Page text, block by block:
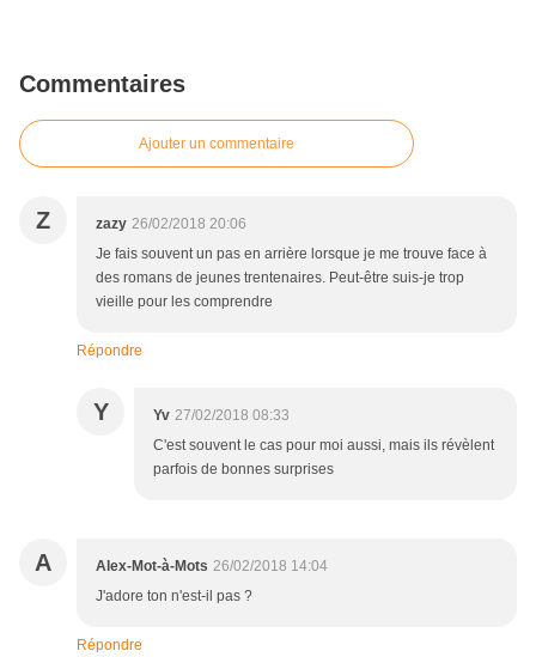
Commentaires
Ajouter un commentaire
Z zazy 26/02/2018 20:06
Je fais souvent un pas en arrière lorsque je me trouve face à
des romans de jeunes trentenaires. Peut-être suis-je trop
vieille pour les comprendre
Répondre
Y Yv 27/02/2018 08:33
C'est souvent le cas pour moi aussi, mais ils révèlent
parfois de bonnes surprises
A Alex-Mot-à-Mots 26/02/2018 14:04
J'adore ton n'est-il pas ?
Répondre